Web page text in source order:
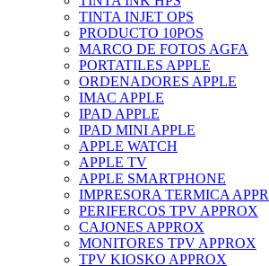
TINTA INJET OPS
PRODUCTO 10POS
MARCO DE FOTOS AGFA
PORTATILES APPLE
ORDENADORES APPLE
IMAC APPLE
IPAD APPLE
IPAD MINI APPLE
APPLE WATCH
APPLE TV
APPLE SMARTPHONE
IMPRESORA TERMICA
PERIFERCOS TPV APPROX
CAJONES APPROX
MONITORES TPV APPROX
TPV KIOSKO APPROX